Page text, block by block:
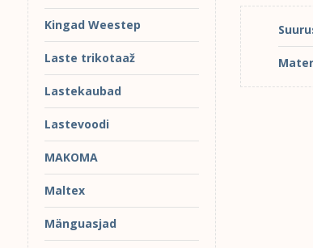
Kingad Weestep
Laste trikotaaž
Lastekaubad
Lastevoodi
MAKOMA
Maltex
Mänguasjad